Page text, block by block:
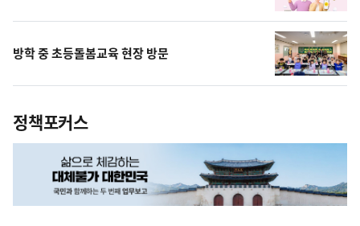
방학 중 초등돌봄교육 현장 방문
정책포커스